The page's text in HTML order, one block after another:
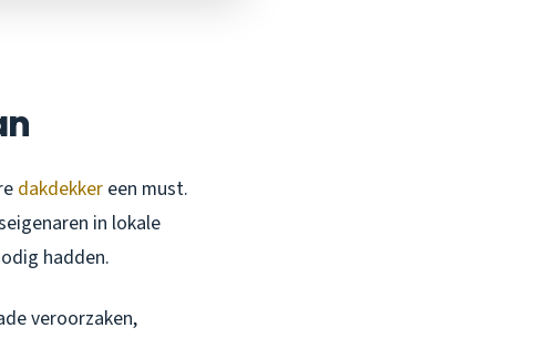
dakdekker een must.
in lokale
hadden.
veroorzaken,